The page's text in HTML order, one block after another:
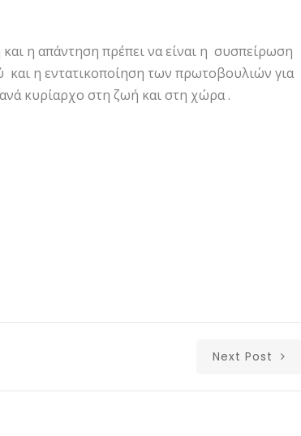
και η απάντηση πρέπει να είναι η συσπείρωση
η εντατικοποίηση των πρωτοβουλιών για
κυρίαρχο στη ζωή και στη χώρα .
Next Post